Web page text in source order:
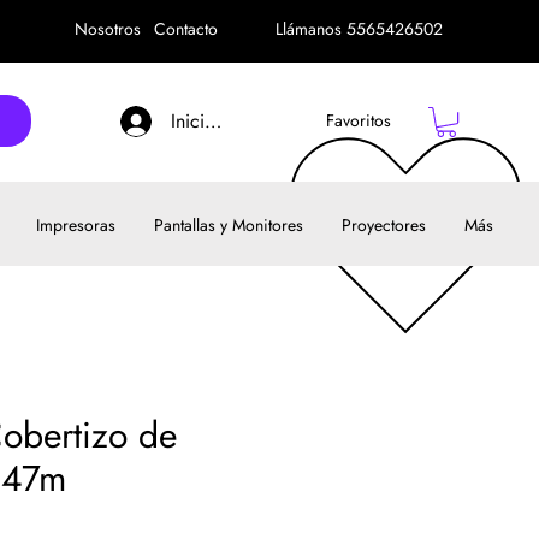
Nosotros Contacto Llámanos 5565426502
Iniciar sesión Favoritos
Impresoras Pantallas y Monitores Proyectores Más
de